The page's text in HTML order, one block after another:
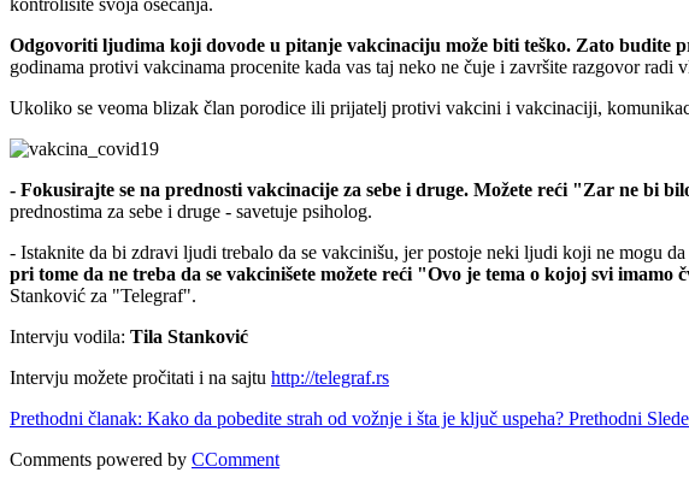
kontrolišite svoja osećanja.
Odgovoriti ljudima koji dovode u pitanje vakcinaciju može biti teško. Zato budite
godinama protivi vakcinama procenite kada vas taj neko ne čuje i završite razgovor radi
Ukoliko se veoma blizak član porodice ili prijatelj protivi vakcini i vakcinaciji,
- Fokusirajte se na prednosti vakcinacije za sebe i druge. Možete reći "Zar ne bi
prednostima za sebe i druge - savetuje psiholog.
- Istaknite da bi zdravi ljudi trebalo da se vakcinišu, jer postoje neki ljudi koji ne mogu
pri tome da ne treba da se vakcinišete možete reći "Ovo je tema o kojoj svi
Stanković za "Telegraf".
Intervju vodila: Tila Stanković
Intervju možete pročitati i na sajtu http://telegraf.rs
Prethodni članak: Kako da pobedite strah od vožnje i šta je ključ uspeha? Prethodni
Comments powered by CComment